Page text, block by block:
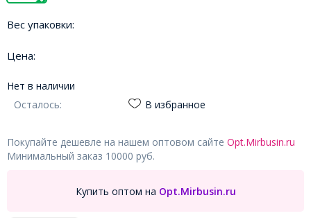
Вес упаковки:
Цена:
Нет в наличии
Осталось:
В избранное
Покупайте дешевле на нашем оптовом сайте Opt.Mirbusin.ru
Минимальный заказ 10000 руб.
Купить оптом на Opt.Mirbusin.ru